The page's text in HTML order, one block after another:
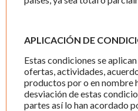
APLICACIÓN DE
Estas condiciones se
ofertas, actividades,
productos por o en nombre
desviación de estas
partes así lo han acordado